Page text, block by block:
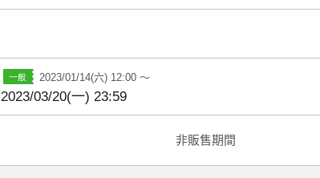
2023/01/14(六) 12:00 ～
2023/03/20(一) 23:59
非販售期間